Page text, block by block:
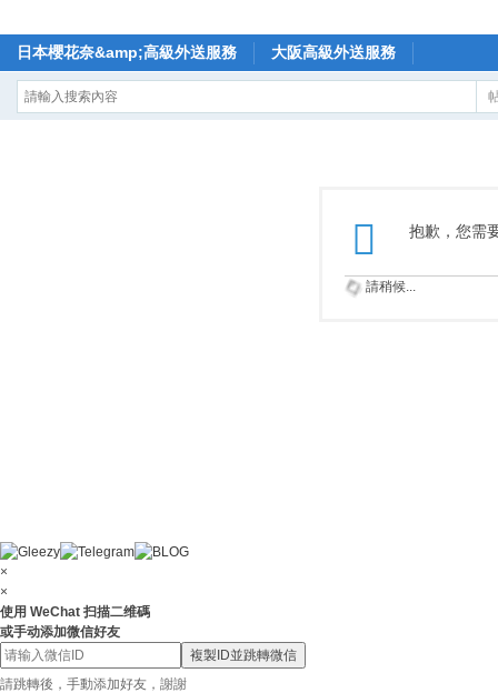
日本櫻花奈&amp;高級外送服務 大阪高級外送服務
抱歉，您需
請稍候...
×
×
使用 WeChat 扫描二维碼
或手动添加微信好友
複製ID並跳轉微信
請跳轉後，手動添加好友，謝謝